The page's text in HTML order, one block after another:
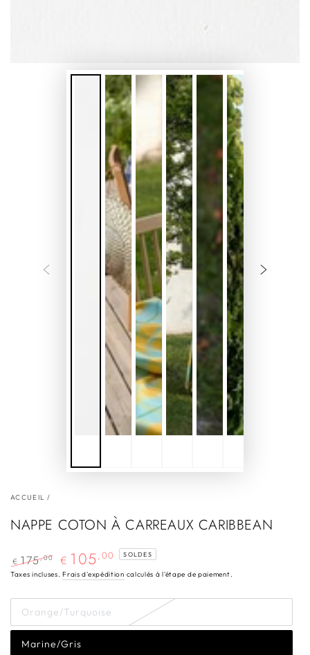
ACCUEIL /
NAPPE COTON À CARREAUX CARIBBEAN
Prix
€ 175,00
Prix
€ 105,00 SOLDES
Taxes incluses.Frais d'expédition calculés à l'étape de paiement.
Orange/Turquoise
Marine/Gris